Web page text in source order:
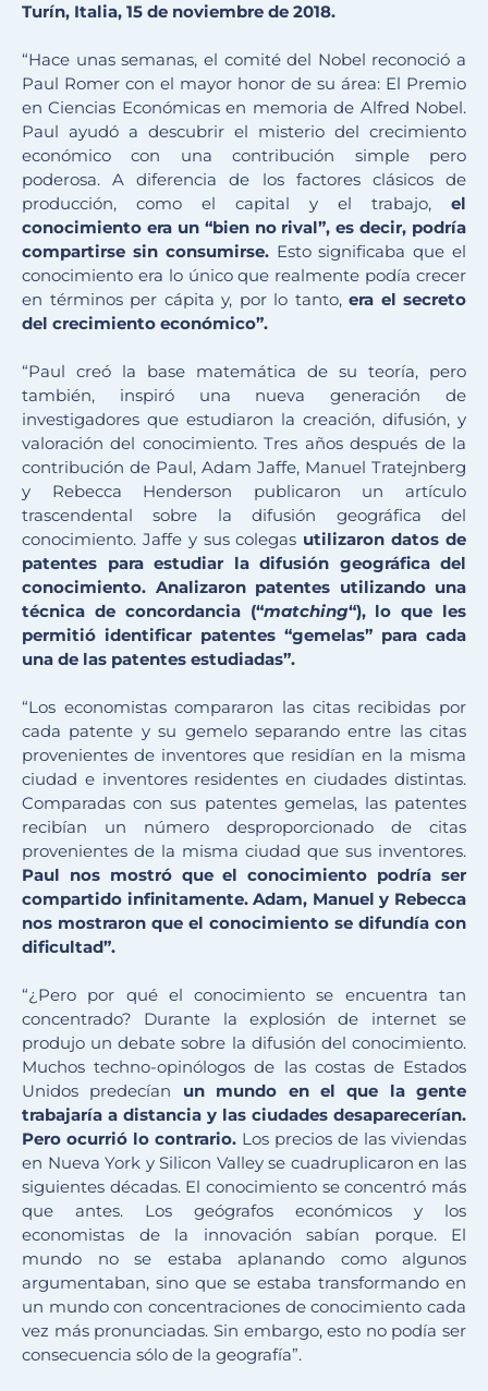
Turín, Italia, 15 de noviembre de 2018.
“Hace unas semanas, el comité del Nobel reconoció a
Paul Romer con el mayor honor de su área: El Premio
en Ciencias Económicas en memoria de Alfred Nobel.
Paul ayudó a descubrir el misterio del crecimiento
económico con una contribución simple pero
poderosa. A diferencia de los factores clásicos de
producción, como el capital y el trabajo, el
conocimiento era un “bien no rival”, es decir, podría
compartirse sin consumirse. Esto significaba que el
conocimiento era lo único que realmente podía crecer
en términos per cápita y, por lo tanto, era el secreto
del crecimiento económico”.
“Paul creó la base matemática de su teoría, pero
también, inspiró una nueva generación de
investigadores que estudiaron la creación, difusión, y
valoración del conocimiento. Tres años después de la
contribución de Paul, Adam Jaffe, Manuel Tratejnberg
y Rebecca Henderson publicaron un artículo
trascendental sobre la difusión geográfica del
conocimiento. Jaffe y sus colegas utilizaron datos de
patentes para estudiar la difusión geográfica del
conocimiento. Analizaron patentes utilizando una
técnica de concordancia (“matching“), lo que les
permitió identificar patentes “gemelas” para cada
una de las patentes estudiadas”.
“Los economistas compararon las citas recibidas por
cada patente y su gemelo separando entre las citas
provenientes de inventores que residían en la misma
ciudad e inventores residentes en ciudades distintas.
Comparadas con sus patentes gemelas, las patentes
recibían un número desproporcionado de citas
provenientes de la misma ciudad que sus inventores.
Paul nos mostró que el conocimiento podría ser
compartido infinitamente. Adam, Manuel y Rebecca
nos mostraron que el conocimiento se difundía con
dificultad”.
“¿Pero por qué el conocimiento se encuentra tan
concentrado? Durante la explosión de internet se
produjo un debate sobre la difusión del conocimiento.
Muchos techno-opinólogos de las costas de Estados
Unidos predecían un mundo en el que la gente
trabajaría a distancia y las ciudades desaparecerían.
Pero ocurrió lo contrario. Los precios de las viviendas
en Nueva York y Silicon Valley se cuadruplicaron en las
siguientes décadas. El conocimiento se concentró más
que antes. Los geógrafos económicos y los
economistas de la innovación sabían porque. El
mundo no se estaba aplanando como algunos
argumentaban, sino que se estaba transformando en
un mundo con concentraciones de conocimiento cada
vez más pronunciadas. Sin embargo, esto no podía ser
consecuencia sólo de la geografía”.